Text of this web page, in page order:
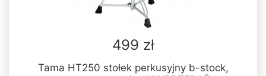
499 zł
Tama HT250 stołek perkusyjny b-stock,